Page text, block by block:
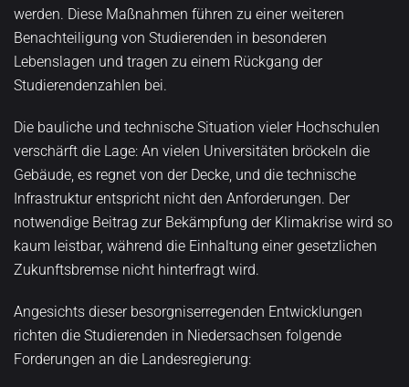
werden. Diese Maßnahmen führen zu einer weiteren
Benachteiligung von Studierenden in besonderen
Lebenslagen und tragen zu einem Rückgang der
Studierendenzahlen bei.
Die bauliche und technische Situation vieler Hochschulen
verschärft die Lage: An vielen Universitäten bröckeln die
Gebäude, es regnet von der Decke, und die technische
Infrastruktur entspricht nicht den Anforderungen. Der
notwendige Beitrag zur Bekämpfung der Klimakrise wird so
kaum leistbar, während die Einhaltung einer gesetzlichen
Zukunftsbremse nicht hinterfragt wird.
Angesichts dieser besorgniserregenden Entwicklungen
richten die Studierenden in Niedersachsen folgende
Forderungen an die Landesregierung: